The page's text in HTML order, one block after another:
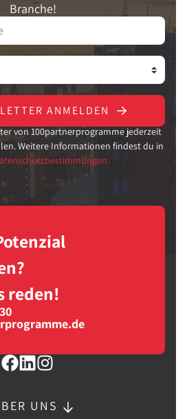
Branche!
ANMELDEN
von 100partnerprogramme jederzeit
Weitere Informationen findest du in
reden!
UNS